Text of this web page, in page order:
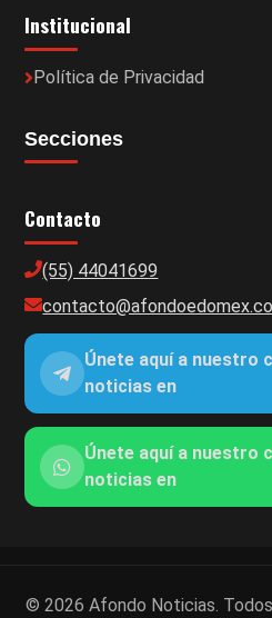
Institucional
Política de Privacidad
Secciones
Contacto
(55) 44041699
Únete aquí a nuestro
noticias en
Únete aquí a nuestro
noticias en
© 2026 Afondo Noticias.